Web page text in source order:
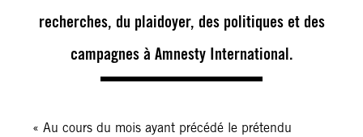
recherches, du plaidoyer, des politiques et des
campagnes à Amnesty International.
« Au cours du mois ayant précédé le prétendu